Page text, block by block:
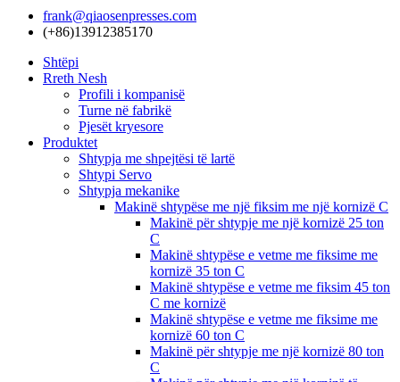
frank@qiaosenpresses.com
(+86)13912385170
Shtëpi
Rreth Nesh
Profili i kompanisë
Turne në fabrikë
Pjesët kryesore
Produktet
Shtypja me shpejtësi të lartë
Shtypi Servo
Shtypja mekanike
Makinë shtypëse me një fiksim me një kornizë C
Makinë për shtypje me një kornizë 25 ton
C
Makinë shtypëse e vetme me fiksime me
kornizë 35 ton C
Makinë shtypëse e vetme me fiksim 45 ton
C me kornizë
Makinë shtypëse e vetme me fiksime me
kornizë 60 ton C
Makinë për shtypje me një kornizë 80 ton
C